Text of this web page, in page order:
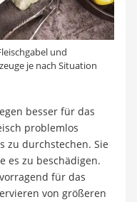
und
je nach Situation
besser für das
problemlos
zu durchstechen. Sie
es zu beschädigen.
für das
von größeren